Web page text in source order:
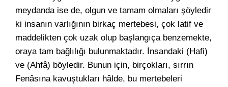
meydanda ise de, olgun ve tamam olmaları şöyledir
ki insanın varlığının birkaç mertebesi, çok latif ve
maddelikten çok uzak olup başlangıça benzemekte,
oraya tam bağlılığı bulunmaktadır. İnsandaki (Hafi)
ve (Ahfâ) böyledir. Bunun için, birçokları, sırrın
Fenâsına kavuştukları hâlde, bu mertebeleri